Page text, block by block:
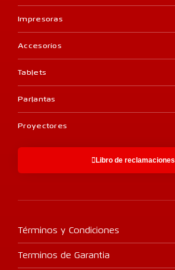
Impresoras
Accesorios
Tablets
Parlantas
Proyectores
Libro de reclamaciones
Términos y Condiciones
Terminos de Garantia